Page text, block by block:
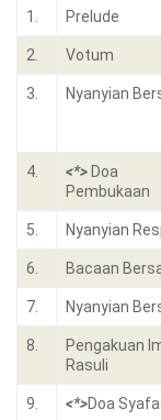
1. Prelude
2. Votum
3. Nyanyian
4. <*> Doa
Pembukaan
5. Nyanyian
6. Bacaan
7. Nyanyian
8.
Pengakuan
Rasuli
9. <*>Doa